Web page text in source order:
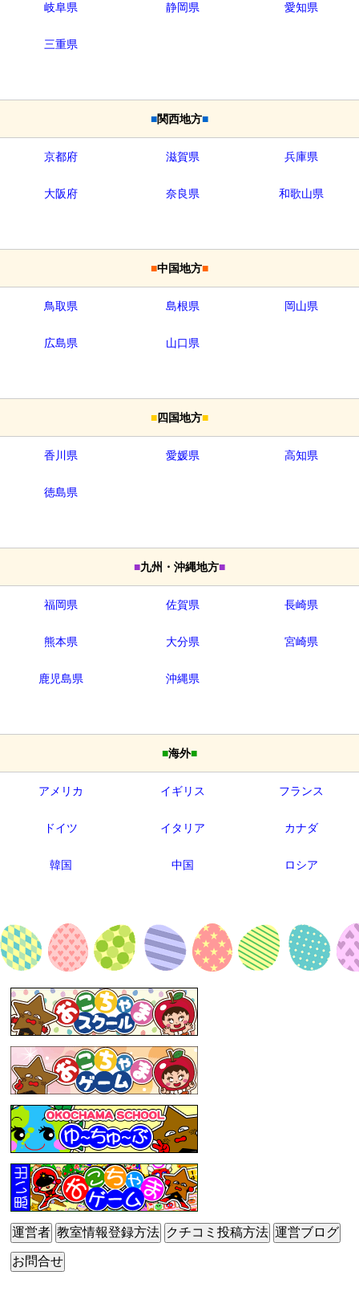
岐阜県 静岡県 愛知県
三重県
■関西地方■
京都府 滋賀県 兵庫県
大阪府 奈良県 和歌山県
■中国地方■
鳥取県 島根県 岡山県
広島県 山口県
■四国地方■
香川県 愛媛県 高知県
徳島県
■九州・沖縄地方■
福岡県 佐賀県 長崎県
熊本県 大分県 宮崎県
鹿児島県 沖縄県
■海外■
アメリカ イギリス フランス
ドイツ イタリア カナダ
韓国 中国 ロシア